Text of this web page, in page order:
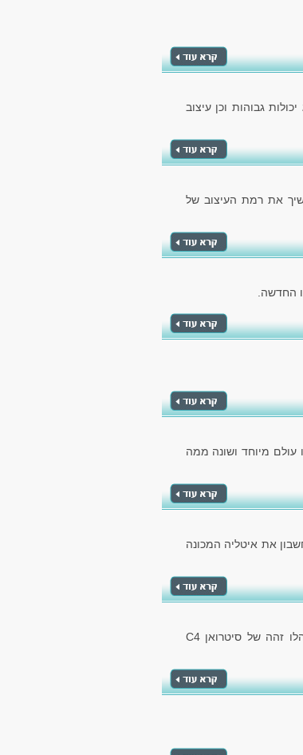
גבוהות וכן עיצוב
את רמת העיצוב של
החדשה.
עולם מיוחד ושונה ממה
את איטליה המכונה
הרכב מבית קונצרן הרכב הצרפתי, מספק לנו את אחיו התאום הלו זהה של סיטרואן C4